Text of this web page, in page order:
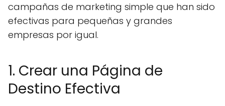
campañas de marketing simple que han sido
efectivas para pequeñas y grandes
empresas por igual.
1. Crear una Página de
Destino Efectiva